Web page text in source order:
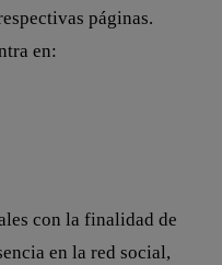
páginas.
en:
con la finalidad de
en la red social,